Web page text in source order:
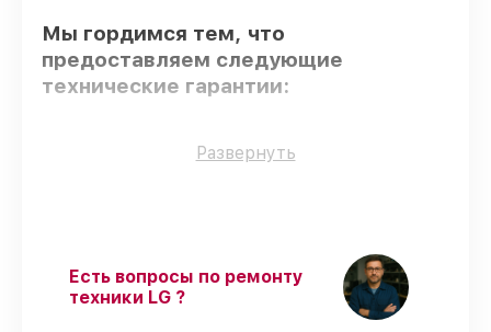
Мы гордимся тем, что
предоставляем следующие
технические гарантии:
Оригинальные детали– только
–
гарантируем завершение работ без
задержек.
Развернуть
Есть вопросы по ремонту
техники LG ?